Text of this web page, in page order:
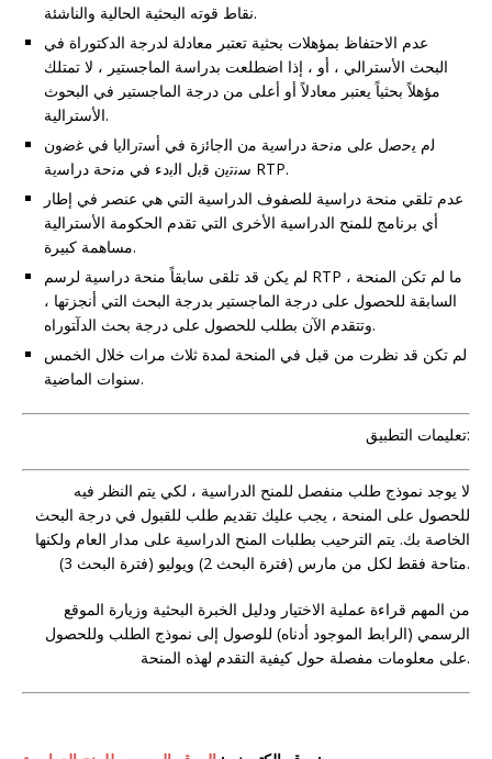
نقاط قوته البحثية الحالية والناشئة.
عدم الاحتفاظ بمؤهلات بحثية تعتبر معادلة لدرجة الدكتوراة في
البحث الأسترالي ، أو ، إذا اضطلعت بدراسة الماجستير ، لا تمتلك
مؤهلاً بحثياً يعتبر معادلاً أو أعلى من درجة الماجستير في البحوث
الأسترالية.
ﻟم ﯾﺣﺻل ﻋﻟﯽ ﻣﻧﺣﺔ دراﺳﯾﺔ ﻣن اﻟﺟﺎﺋزة ﻓﻲ أﺳﺗراﻟﯾﺎ ﻓﻲ ﻏﺿون
ﺳﻧﺗﯾن ﻗﺑل اﻟﺑدء ﻓﻲ ﻣﻧﺣﺔ دراﺳﯾﺔ RTP.
عدم تلقي منحة دراسية للصفوف الدراسية التي هي عنصر في إطار
أي برنامج للمنح الدراسية الأخرى التي تقدم الحكومة الأسترالية
مساهمة كبيرة.
ﻟﻢ ﻳﻜﻦ ﻗﺪ ﺗﻠﻘﻰ ﺳﺎﺑﻘﺎً ﻣﻨﺤﺔ دراﺳﻴﺔ ﻟﺮﺳﻢ RTP ، ﻣﺎ ﻟﻢ ﺗﻜﻦ اﻟﻤﻨﺤﺔ
اﻟﺴﺎﺑﻘﺔ ﻟﻠﺤﺼﻮل ﻋﻠﻰ درﺟﺔ اﻟﻤﺎﺟﺴﺘﻴﺮ ﺑﺪرﺟﺔ اﻟﺒﺤﺚ اﻟﺘﻲ أﻧﺠﺰﺗﻬﺎ ،
وﺗﺘﻘﺪم اﻵن ﺑﻄﻠﺐ ﻟﻠﺤﺼﻮل ﻋﻠﻰ درﺟﺔ ﺑﺤﺚ اﻟﺪآﺘﻮراﻩ.
ﻟﻢ ﺗﻜﻦ ﻗﺪ ﻧﻈﺮت ﻣﻦ ﻗﺒﻞ ﻓﻲ اﻟﻤﻨﺤﺔ ﻟﻤﺪة ﺛﻼث ﻣﺮات ﺧﻼل اﻟﺨﻤﺲ
ﺳﻨﻮات اﻟﻤﺎﺿﻴﺔ.
تعليمات التطبيق:
لا يوجد نموذج طلب منفصل للمنح الدراسية ، لكي يتم النظر فيه
للحصول على المنحة ، يجب عليك تقديم طلب للقبول في درجة البحث
الخاصة بك. يتم الترحيب بطلبات المنح الدراسية على مدار العام ولكنها
متاحة فقط لكل من مارس (فترة البحث 2) ويوليو (فترة البحث 3).
من المهم قراءة عملية الاختيار ودليل الخبرة البحثية وزيارة الموقع
الرسمي (الرابط الموجود أدناه) للوصول إلى نموذج الطلب وللحصول
على معلومات مفصلة حول كيفية التقدم لهذه المنحة.